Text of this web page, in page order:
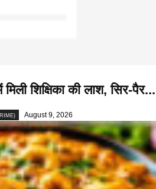
शिक्षिका की लाश, सिर-पैर...
August 9, 2026